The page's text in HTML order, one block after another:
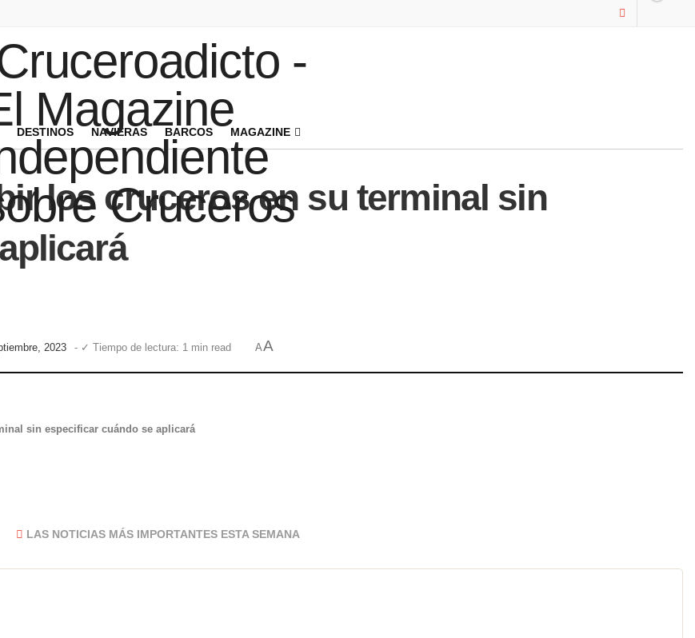
DESTINOS NAVIERAS BARCOS MAGAZINE
los cruceros en su terminal sin
2023 - ✓ Tiempo de lectura: 1 min read AA
sin especificar cuándo se aplicará
LAS NOTICIAS MÁS IMPORTANTES ESTA SEMANA